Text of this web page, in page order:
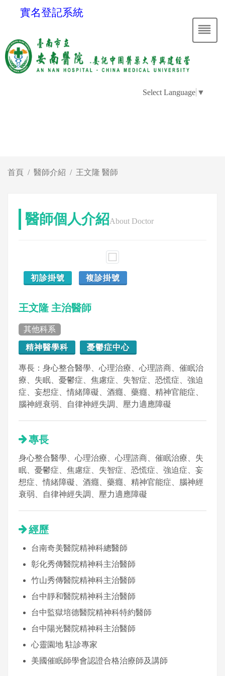
實名登記系統
Select Language ▼
首頁 醫師介紹 王文隆 醫師
醫師個人介紹About Doctor
初診掛號 複診掛號
王文隆 主治醫師
其他科系
精神醫學科 憂鬱症中心
專長：身心整合醫學、心理治療、心理諮商、催眠治
療、失眠、憂鬱症、焦慮症、失智症、恐慌症、強迫
症、妄想症、情緒障礙、酒癮、藥癮、精神官能症、
腦神經衰弱、自律神經失調、壓力適應障礙
專長
身心整合醫學、心理治療、心理諮商、催眠治療、失
眠、憂鬱症、焦慮症、失智症、恐慌症、強迫症、妄
想症、情緒障礙、酒癮、藥癮、精神官能症、腦神經
衰弱、自律神經失調、壓力適應障礙
經歷
台南奇美醫院精神科總醫師
彰化秀傳醫院精神科主治醫師
竹山秀傳醫院精神科主治醫師
台中靜和醫院精神科主治醫師
台中監獄培德醫院精神科特約醫師
台中陽光醫院精神科主治醫師
心靈園地 駐診專家
美國催眠師學會認證合格治療師及講師